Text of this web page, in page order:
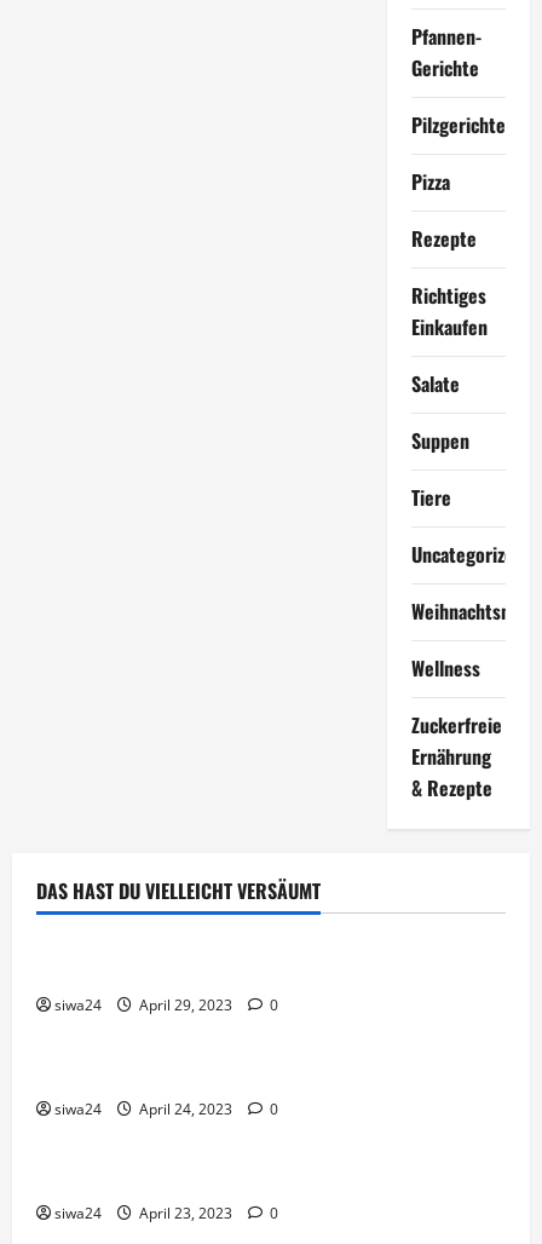
Pfannen-
Gerichte
Pilzgerichte
Pizza
Rezepte
Richtiges
Einkaufen
Salate
Suppen
Tiere
Uncategorized
Wellness
Zuckerfreie
Ernährung
& Rezepte
DAS HAST DU VIELLEICHT VERSÄUMT
Brot & Brötchen
siwa24 April 29, 2023 0
Pfannen-Gerichte Rezepte
siwa24 April 24, 2023 0
Brot & Brötchen
siwa24 April 23, 2023 0
Brot & Brötchen